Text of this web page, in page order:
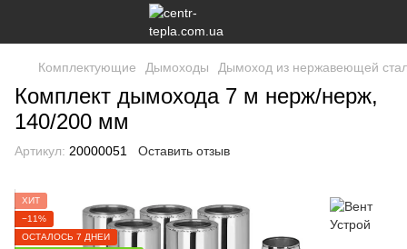
Комплектующие Дымоходы Дымоход из нержавеющей
Комплект дымохода 7 м нерж/нерж,
140/200 мм
Артикул: 20000051 Оставить отзыв
ХИТ
−11%
ОСТАЛОСЬ 7 ДНЕЙ